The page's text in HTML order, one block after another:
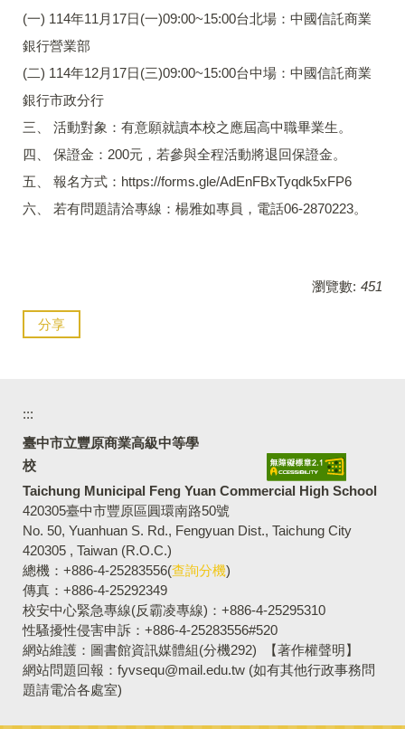
(一) 114年11月17日(一)09:00~15:00台北場：中國信託商業
銀行營業部
(二) 114年12月17日(三)09:00~15:00台中場：中國信託商業
銀行市政分行
三、 活動對象：有意願就讀本校之應屆高中職畢業生。
四、 保證金：200元，若參與全程活動將退回保證金。
五、 報名方式：https://forms.gle/AdEnFBxTyqdk5xFP6
六、 若有問題請洽專線：楊雅如專員，電話06-2870223。
瀏覽數: 451
分享
:::
臺中市立豐原商業高級中等學
校
Taichung Municipal Feng Yuan Commercial High School
420305臺中市豐原區圓環南路50號
No. 50, Yuanhuan S. Rd., Fengyuan Dist., Taichung City
420305 , Taiwan (R.O.C.)
總機：+886-4-25283556(查詢分機)
傳真：+886-4-25292349
校安中心緊急專線(反霸凌專線)：+886-4-25295310
性騷擾性侵害申訴：+886-4-25283556#520
網站維護：圖書館資訊媒體組(分機292)
【著作權聲明】
網站問題回報：fyvsequ@mail.edu.tw (如有其他行政事務問
題請電洽各處室)